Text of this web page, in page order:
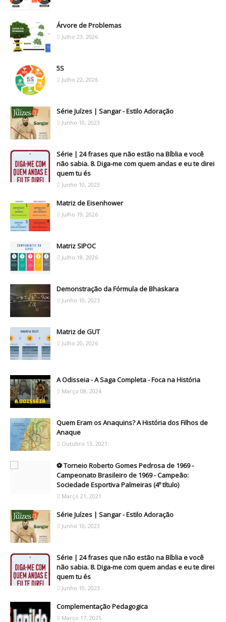
Árvore de Problemas
Julho 23, 2026
5S
Julho 22, 2026
Série Juízes | Sangar - Estilo Adoração
Junho 10, 2023
Série | 24 frases que não estão na Bíblia e você
não sabia. 8. Diga-me com quem andas e eu te direi
quem tu és
Junho 10, 2023
Matriz de Eisenhower
Julho 19, 2026
Matriz SIPOC
Julho 18, 2026
Demonstração da Fórmula de Bhaskara
Junho 10, 2023
Matriz de GUT
Julho 20, 2026
A Odisseia - A Saga Completa - Foca na História
Março 08, 2024
Quem Eram os Anaquins? A História dos Filhos de
Anaque
Outubro 13, 2021
⚽ Torneio Roberto Gomes Pedrosa de 1969 -
Campeonato Brasileiro de 1969 - Campeão:
Sociedade Esportiva Palmeiras (4º título)
Março 21, 2021
Série Juízes | Sangar - Estilo Adoração
Junho 10, 2023
Série | 24 frases que não estão na Bíblia e você
não sabia. 8. Diga-me com quem andas e eu te direi
quem tu és
Junho 10, 2023
Complementação Pedagogica
Março 17, 2025